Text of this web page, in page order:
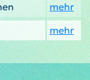
mehr
mehr